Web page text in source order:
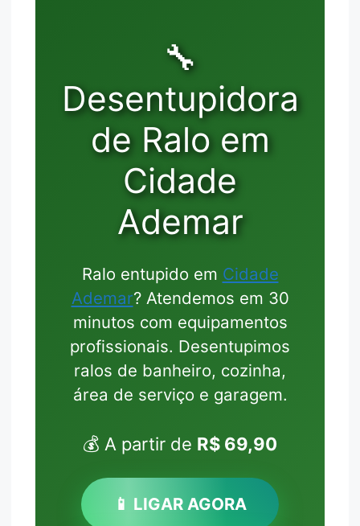
🔧
Desentupidora
de Ralo em
Cidade
Ademar
Ralo entupido em Cidade
Ademar? Atendemos em 30
minutos com equipamentos
profissionais. Desentupimos
ralos de banheiro, cozinha,
área de serviço e garagem.
💰 A partir de R$ 69,90
📱 LIGAR AGORA